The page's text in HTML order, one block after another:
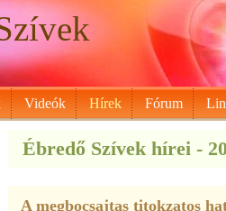
Videók Hírek Fórum
Ébredő Szívek hírei -
A megbocsajtas titokzatos